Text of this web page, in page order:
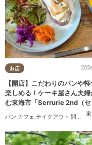
お店
【開店】こだわりのパンや
楽しめる！ケーキ屋さん夫婦
む東海市「Serrurie 2nd（セ
リエ セカンド）」6/29(月)テ
オープン
パン カフェ テイクアウト 開店 専